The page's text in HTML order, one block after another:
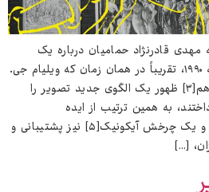
قادرنژاد حمامیان درباره یک
آیکونولوژی انتقادی[۱] ۱ در دهه ۱۹۹۰، تقریباً در همان زمان که ویلیام جی.
توماس میچل[۲] و گوتفرید بوهم[۳] ظهور یک الگوی جدید تصویر را
به همین ترتیب از ایده
یک چرخش تصویری[۴] (۱۹۹۲) و یک چرخش آیکونیک[۵] نیز پشتیبانی و